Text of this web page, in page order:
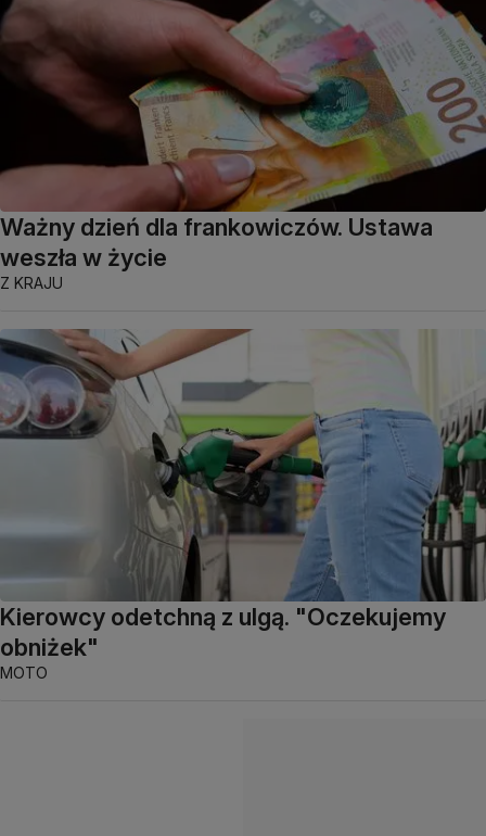
Ważny dzień dla frankowiczów. Ustawa
weszła w życie
Z KRAJU
Kierowcy odetchną z ulgą. "Oczekujemy
obniżek"
MOTO